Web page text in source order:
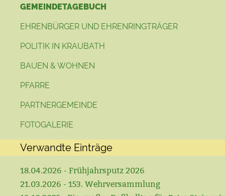
GEMEINDETAGEBUCH
EHRENBÜRGER UND EHRENRINGTRÄGER
POLITIK IN KRAUBATH
BAUEN & WOHNEN
PFARRE
PARTNERGEMEINDE
FOTOGALERIE
Verwandte Einträge
18.04.2026 - Frühjahrsputz 2026
21.03.2026 - 153. Wehrversammlung